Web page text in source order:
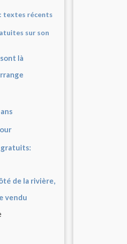
textes récents
sur son
là
gratuits:
de la rivière,
vendu